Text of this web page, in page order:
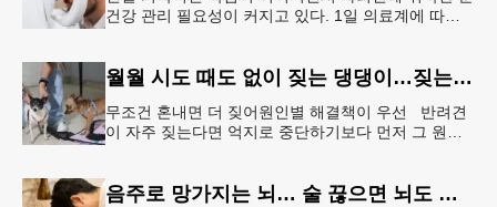
건강 관리 필요성이 커지고 있다. 1일 의료계에 따르
월월 시도 때도 없이 짖는 댕댕이…짖는 이유부터 파악해야
무조건 혼내면 더 짖어원인별 해결책이 우선 반려견
이 자주 짖는다면 억지로 중단하기보다 먼저 그 원인
음주로 망가지는 뇌… 술 끊으면 뇌도 회복된다